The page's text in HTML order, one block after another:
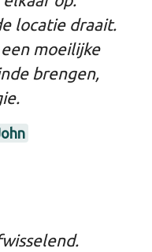
locatie draait.
moeilijke
brengen,